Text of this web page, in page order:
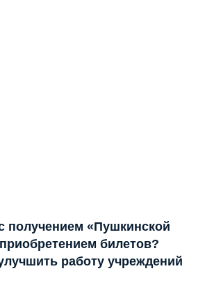
получением «Пушкинской
билетов?
работу учреждений